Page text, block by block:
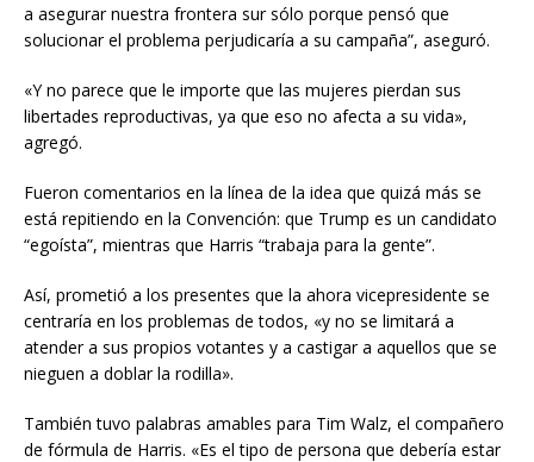
a asegurar nuestra frontera sur sólo porque pensó que
solucionar el problema perjudicaría a su campaña”, aseguró.
«Y no parece que le importe que las mujeres pierdan sus
libertades reproductivas, ya que eso no afecta a su vida»,
agregó.
Fueron comentarios en la línea de la idea que quizá más se
está repitiendo en la Convención: que Trump es un candidato
“egoísta”, mientras que Harris “trabaja para la gente”.
Así, prometió a los presentes que la ahora vicepresidente se
centraría en los problemas de todos, «y no se limitará a
atender a sus propios votantes y a castigar a aquellos que se
nieguen a doblar la rodilla».
También tuvo palabras amables para Tim Walz, el compañero
de fórmula de Harris. «Es el tipo de persona que debería estar